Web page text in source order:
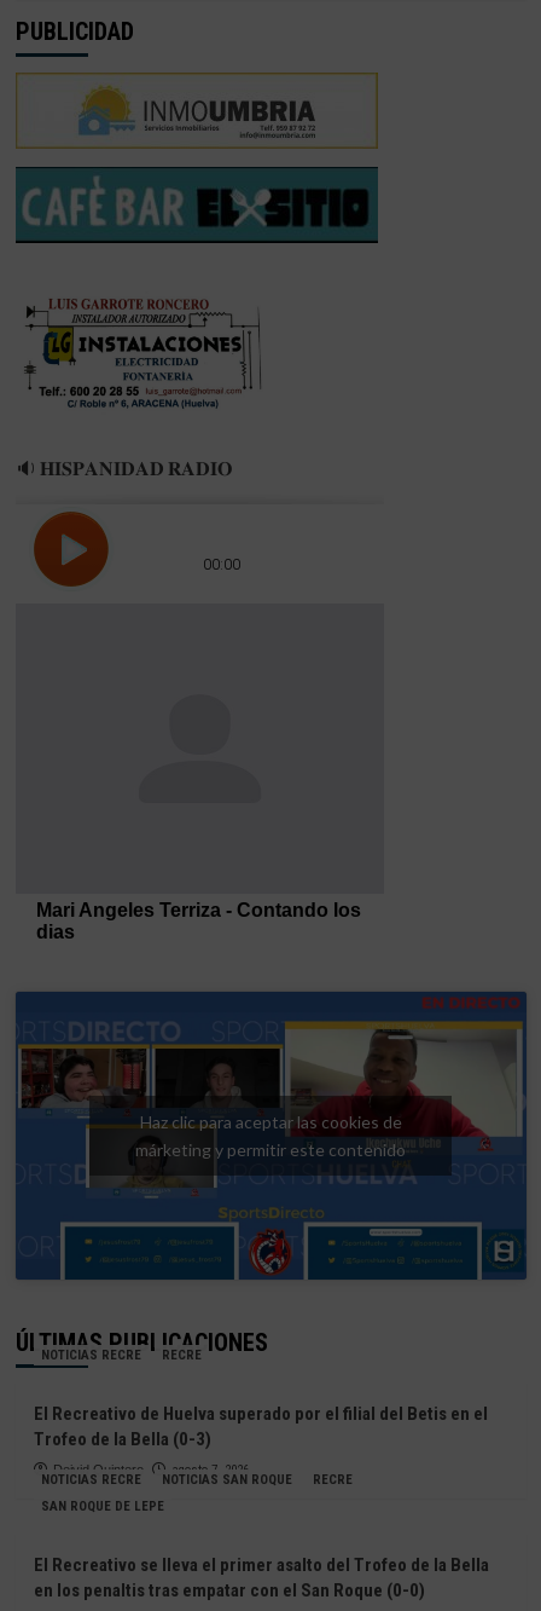
Espectacular
de
semana
para
Los
Tragamillas
del
Club
Natación
PUBLICIDAD
🔉 𝐇𝐈𝐒𝐏𝐀𝐍𝐈𝐃𝐀𝐃 𝐑𝐀𝐃𝐈𝐎
Haz clic para aceptar las cookies de
márketing y permitir este contenido
ÚLTIMAS PUBLICACIONES
NOTICIAS RECRE RECRE
El Recreativo de Huelva superado por el filial del Betis en el
Trofeo de la Bella (0-3)
Deivid Quintero agosto 7, 2026
NOTICIAS RECRE NOTICIAS SAN ROQUE
RECRE
SAN ROQUE DE LEPE
El Recreativo se lleva el primer asalto del Trofeo de la Bella
en los penaltis tras empatar con el San Roque (0-0)